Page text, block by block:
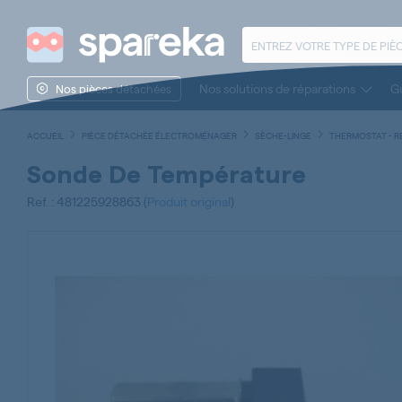
Nos pièces détachées Nos solutions de réparations
ACCUEIL PIÈCE DÉTACHÉE ÉLECTROMÉNAGER SÈCHE-LINGE THERMOSTAT -
Sonde De Température
Ref. : 481225928863 (Produit original)